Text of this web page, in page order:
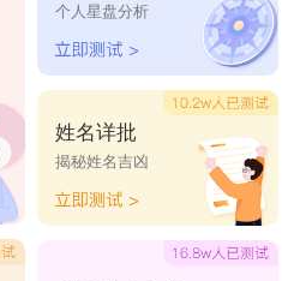
个人星盘分析
姓名详批
揭秘姓名吉凶